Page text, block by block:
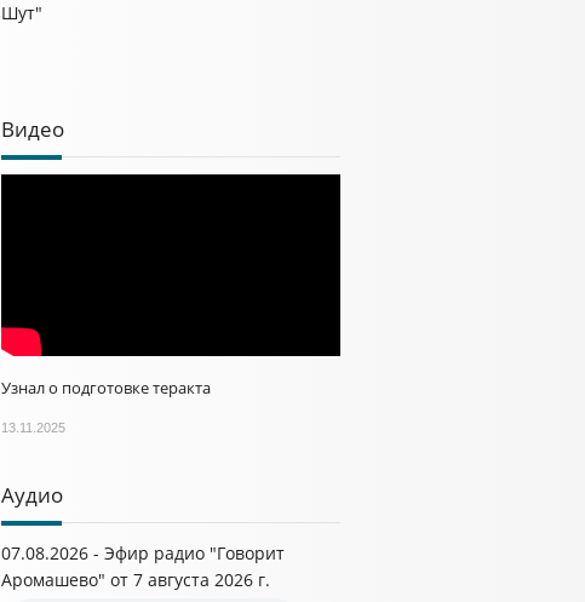
Шут"
Видео
Узнал о подготовке теракта
13.11.2025
Аудио
07.08.2026 - Эфир радио "Говорит
Аромашево" от 7 августа 2026 г.